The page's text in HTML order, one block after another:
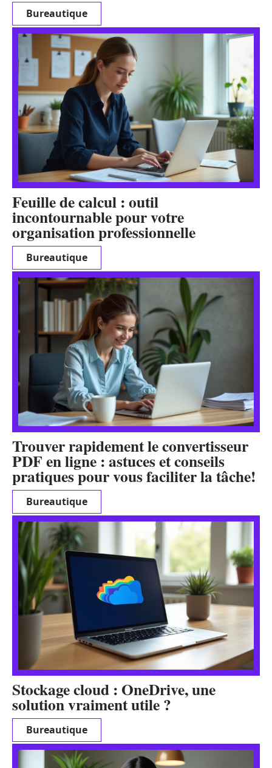
Bureautique
Feuille de calcul : outil
incontournable pour votre
organisation professionnelle
Bureautique
Trouver rapidement le convertisseur
PDF en ligne : astuces et conseils
pratiques pour vous faciliter la tâche!
Bureautique
Stockage cloud : OneDrive, une
solution vraiment utile ?
Bureautique